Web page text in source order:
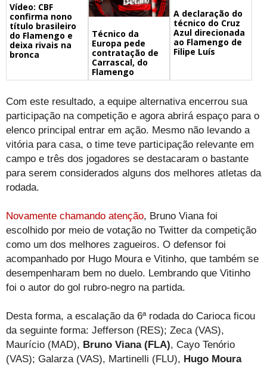
Vídeo: CBF
confirma nono
título brasileiro
do Flamengo e
deixa rivais na
bronca
Técnico da
Europa pede
contratação de
Carrascal, do
Flamengo
A declaração do
técnico do Cruz
Azul direcionada
ao Flamengo de
Filipe Luís
Com este resultado, a equipe alternativa encerrou sua
participação na competição e agora abrirá espaço para o
elenco principal entrar em ação. Mesmo não levando a
vitória para casa, o time teve participação relevante em
campo e três dos jogadores se destacaram o bastante
para serem considerados alguns dos melhores atletas da
rodada.
Novamente chamando atenção, Bruno Viana foi
escolhido por meio de votação no Twitter da competição
como um dos melhores zagueiros. O defensor foi
acompanhado por Hugo Moura e Vitinho, que também se
desempenharam bem no duelo. Lembrando que Vitinho
foi o autor do gol rubro-negro na partida.
Desta forma, a escalação da 6ª rodada do Carioca ficou
da seguinte forma: Jefferson (RES); Zeca (VAS),
Maurício (MAD), Bruno Viana (FLA), Cayo Tenório
(VAS); Galarza (VAS), Martinelli (FLU), Hugo Moura